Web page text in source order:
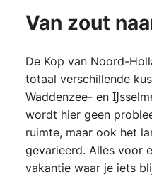
Van zout
De Kop van Noord-
totaal verschillende
Waddenzee- en
wordt hier geen
ruimte, maar ook het
gevarieerd. Alles voor
vakantie waar je iets